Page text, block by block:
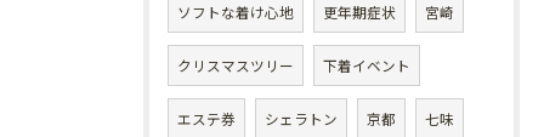
ソフトな着け心地 更年期症状 宮崎
クリスマスツリー 下着イベント
エステ券 シェラトン 京都 七味